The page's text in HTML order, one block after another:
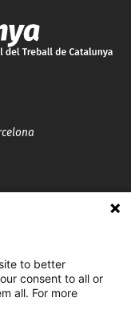
to better
consent to all or
all. For more